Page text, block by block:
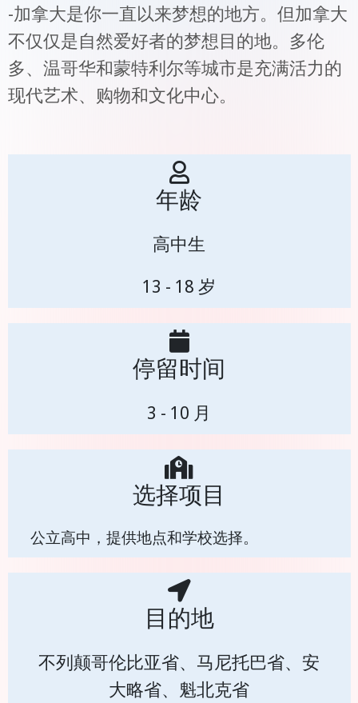
-加拿大是你一直以来梦想的地方。但加拿大
不仅仅是自然爱好者的梦想目的地。多伦
多、温哥华和蒙特利尔等城市是充满活力的
现代艺术、购物和文化中心。
年龄
高中生
13 - 18 岁
停留时间
3 - 10 月
选择项目
公立高中，提供地点和学校选择。
目的地
不列颠哥伦比亚省、马尼托巴省、安
大略省、魁北克省